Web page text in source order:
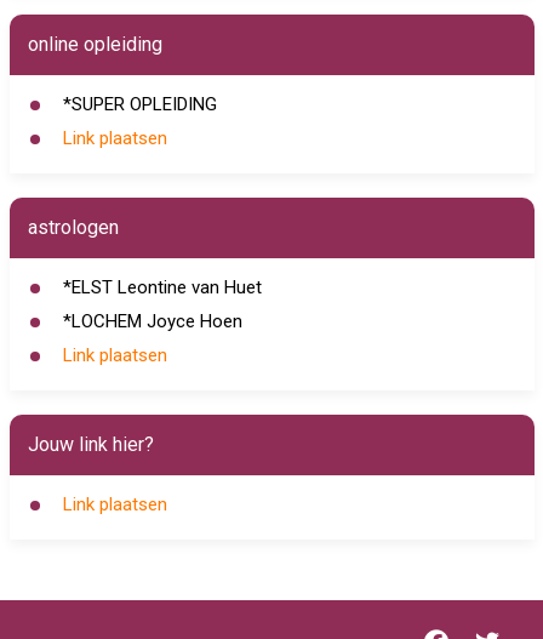
online opleiding
*SUPER OPLEIDING
Link plaatsen
astrologen
*ELST Leontine van Huet
*LOCHEM Joyce Hoen
Link plaatsen
Jouw link hier?
Link plaatsen